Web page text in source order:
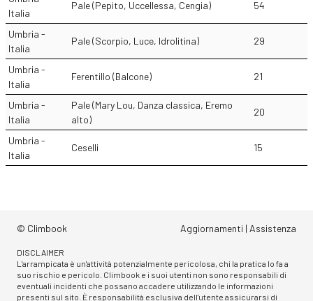
Italia
Pale (Pepito, Uccellessa, Cengia) 54
Umbria -
Italia
Pale (Scorpio, Luce, Idrolitina) 29
Umbria -
Italia
Ferentillo (Balcone) 21
Umbria -
Italia
Pale (Mary Lou, Danza classica, Eremo
alto)
20
Umbria -
Italia
Ceselli 15
© Climbook Aggiornamenti | Assistenza
DISCLAIMER
L'arrampicata è un'attività potenzialmente pericolosa, chi la pratica lo fa a
suo rischio e pericolo. Climbook e i suoi utenti non sono responsabili di
eventuali incidenti che possano accadere utilizzando le informazioni
presenti sul sito. È responsabilità esclusiva dell'utente assicurarsi di